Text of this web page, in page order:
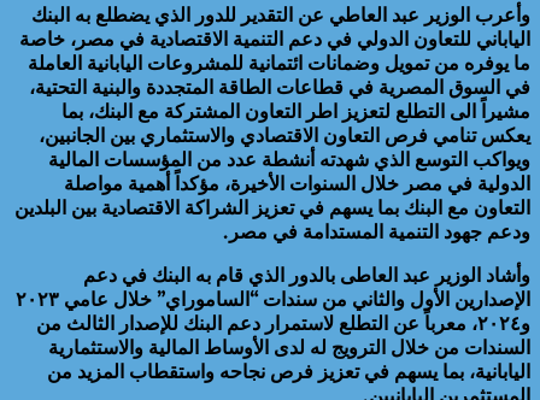
وأعرب الوزير عبد العاطي عن التقدير للدور الذي يضطلع به البنك
الياباني للتعاون الدولي في دعم التنمية الاقتصادية في مصر، خاصة
ما يوفره من تمويل وضمانات ائتمانية للمشروعات اليابانية العاملة
في السوق المصرية في قطاعات الطاقة المتجددة والبنية التحتية،
مشيراً الى التطلع لتعزيز اطر التعاون المشتركة مع البنك، بما
يعكس تنامي فرص التعاون الاقتصادي والاستثماري بين الجانبين،
ويواكب التوسع الذي شهدته أنشطة عدد من المؤسسات المالية
الدولية في مصر خلال السنوات الأخيرة، مؤكداً أهمية مواصلة
التعاون مع البنك بما يسهم في تعزيز الشراكة الاقتصادية بين البلدين
ودعم جهود التنمية المستدامة في مصر.
وأشاد الوزير عبد العاطى بالدور الذي قام به البنك في دعم
الإصدارين الأول والثاني من سندات “الساموراي” خلال عامي ٢٠٢٣
و٢٠٢٤، معرباً عن التطلع لاستمرار دعم البنك للإصدار الثالث من
السندات من خلال الترويج له لدى الأوساط المالية والاستثمارية
اليابانية، بما يسهم في تعزيز فرص نجاحه واستقطاب المزيد من
المستثمرين اليابانيين.